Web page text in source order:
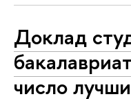
Доклад
число